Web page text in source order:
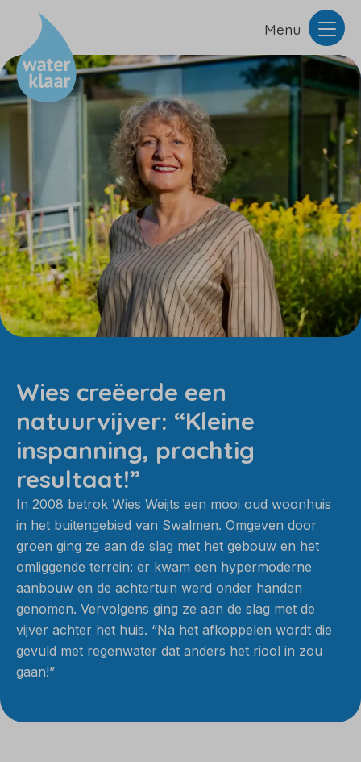
Wies creëerde een
natuurvijver: “Kleine
inspanning, prachtig
resultaat!”
In 2008 betrok Wies Weijts een mooi oud woonhuis
in het buitengebied van Swalmen. Omgeven door
groen ging ze aan de slag met het gebouw en het
omliggende terrein: er kwam een hypermoderne
aanbouw en de achtertuin werd onder handen
genomen. Vervolgens ging ze aan de slag met de
vijver achter het huis. “Na het afkoppelen wordt die
gevuld met regenwater dat anders het riool in zou
gaan!”